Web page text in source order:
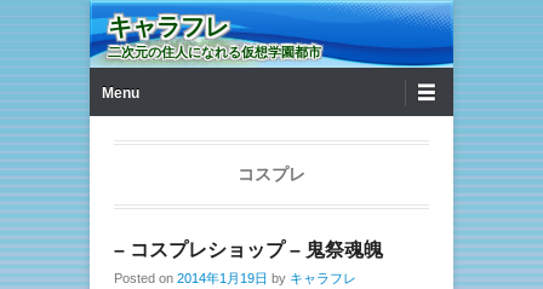
キャラフレ
二次元の住人になれる仮想学園都市
Menu
コスプレ
– コスプレショップ – 鬼祭魂魄
Posted on 2014年1月19日 by キャラフレ